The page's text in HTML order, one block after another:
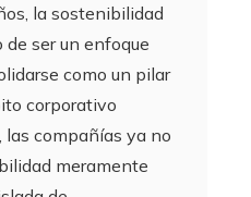
la sostenibilidad
ser un enfoque
como un pilar
corporativo
las compañías ya no
meramente